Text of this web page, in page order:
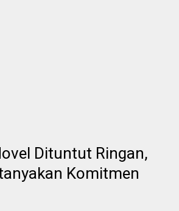
Dituntut Ringan,
Komitmen